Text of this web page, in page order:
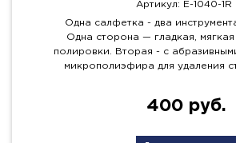
Артикул: E-1040-1R
Одна салфетка - два
Одна сторона — гладкая, мягкая
полировки. Вторая - с
микрополиэфира для удаления
400 руб.